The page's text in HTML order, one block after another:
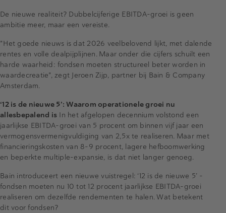
De nieuwe realiteit? Dubbelcijferige EBITDA-groei is geen
ambitie meer, maar een vereiste.
"Het goede nieuws is dat 2026 veelbelovend lijkt, met dalende
rentes en volle dealpijplijnen. Maar onder die cijfers schuilt een
harde waarheid: fondsen moeten structureel beter worden in
waardecreatie", zegt Jeroen Zijp, partner bij Bain & Company
Amsterdam.
‘12 is de nieuwe 5’: Waarom operationele groei nu
allesbepalend is In het afgelopen decennium volstond een
jaarlijkse EBITDA-groei van 5 procent om binnen vijf jaar een
vermogensvermenigvuldiging van 2,5x te realiseren. Maar met
financieringskosten van 8-9 procent, lagere hefboomwerking
en beperkte multiple-expansie, is dat niet langer genoeg.
Bain introduceert een nieuwe vuistregel: ‘12 is de nieuwe 5’ –
fondsen moeten nu 10 tot 12 procent jaarlijkse EBITDA-groei
realiseren om dezelfde rendementen te halen. Wat betekent
dit voor fondsen?